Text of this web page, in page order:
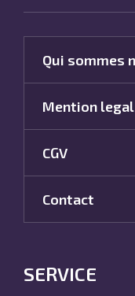
Qui sommes
Mention legal
CGV
Contact
SERVICE